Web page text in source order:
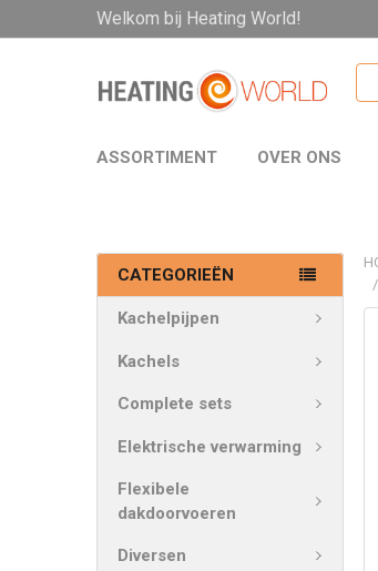
Welkom bij Heating World!
ASSORTIMENT OVER ONS
CATEGORIEËN
Kachelpijpen
Kachels
Complete sets
Elektrische verwarming
Flexibele
dakdoorvoeren
Diversen